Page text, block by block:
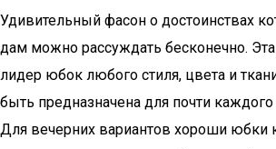
Удивительный фасон о достоинствах
дам можно рассуждать бесконечно.
лидер юбок любого стиля, цвета и
быть предназначена для почти
Для вечерних вариантов хороши юбки